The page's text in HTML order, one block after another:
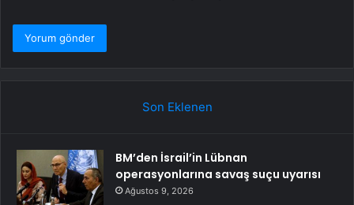
Son Eklenen
BM’den İsrail’in Lübnan
operasyonlarına savaş suçu uyarısı
Ağustos 9, 2026